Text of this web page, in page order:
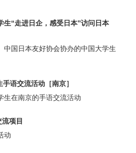
生“走进日企，感受日本”访问日本
中国日本友好协会协办的中国大学生
语交流活动［南京］
生在南京的手语交流活动
项目
动